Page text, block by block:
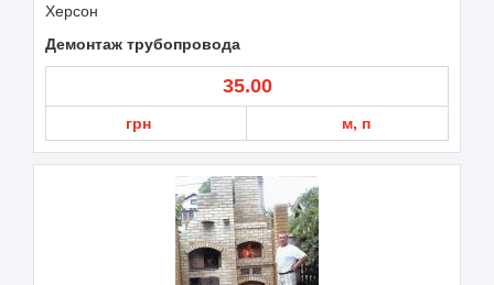
Херсон
Демонтаж трубопровода
35.00
грн м, п